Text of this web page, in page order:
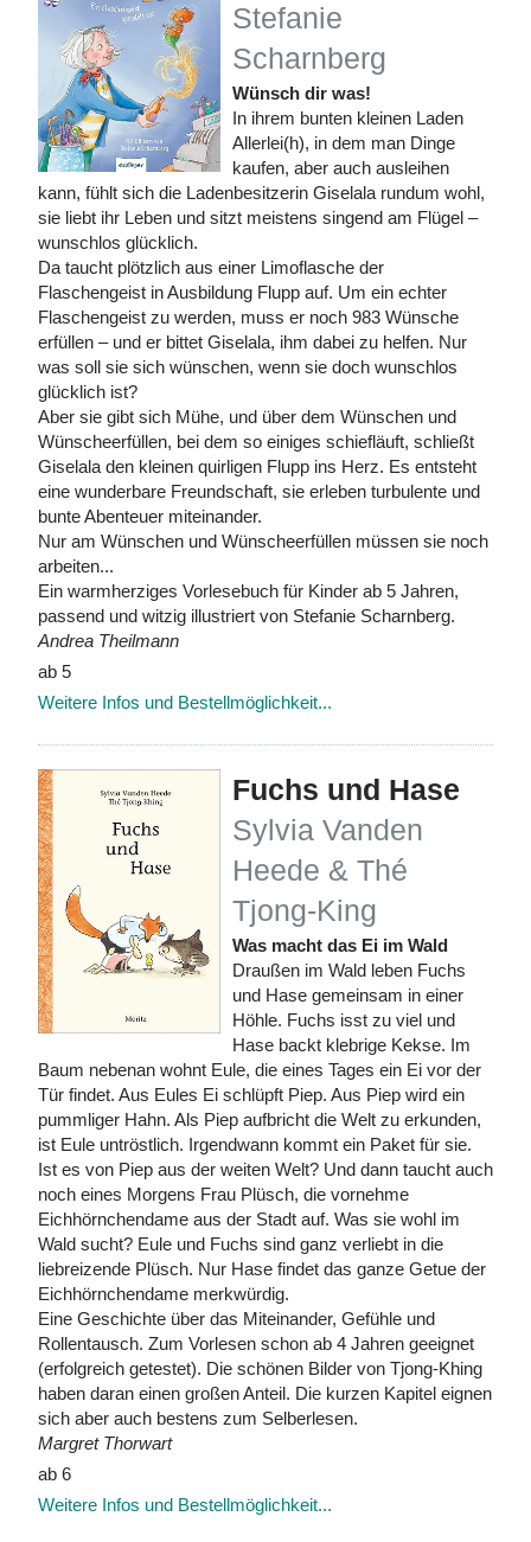
Stefanie
Scharnberg
Wünsch dir was!
In ihrem bunten kleinen Laden
Allerlei(h), in dem man Dinge
kaufen, aber auch ausleihen
kann, fühlt sich die Ladenbesitzerin Giselala rundum wohl,
sie liebt ihr Leben und sitzt meistens singend am Flügel –
wunschlos glücklich.
Da taucht plötzlich aus einer Limoflasche der
Flaschengeist in Ausbildung Flupp auf. Um ein echter
Flaschengeist zu werden, muss er noch 983 Wünsche
erfüllen – und er bittet Giselala, ihm dabei zu helfen. Nur
was soll sie sich wünschen, wenn sie doch wunschlos
glücklich ist?
Aber sie gibt sich Mühe, und über dem Wünschen und
Wünscheerfüllen, bei dem so einiges schiefläuft, schließt
Giselala den kleinen quirligen Flupp ins Herz. Es entsteht
eine wunderbare Freundschaft, sie erleben turbulente und
bunte Abenteuer miteinander.
Nur am Wünschen und Wünscheerfüllen müssen sie noch
arbeiten...
Ein warmherziges Vorlesebuch für Kinder ab 5 Jahren,
passend und witzig illustriert von Stefanie Scharnberg.
Andrea Theilmann
ab 5
Weitere Infos und Bestellmöglichkeit...
Fuchs und Hase
Sylvia Vanden
Heede & Thé
Tjong-King
Was macht das Ei im Wald
Draußen im Wald leben Fuchs
und Hase gemeinsam in einer
Höhle. Fuchs isst zu viel und
Hase backt klebrige Kekse. Im
Baum nebenan wohnt Eule, die eines Tages ein Ei vor der
Tür findet. Aus Eules Ei schlüpft Piep. Aus Piep wird ein
pummliger Hahn. Als Piep aufbricht die Welt zu erkunden,
ist Eule untröstlich. Irgendwann kommt ein Paket für sie.
Ist es von Piep aus der weiten Welt? Und dann taucht auch
noch eines Morgens Frau Plüsch, die vornehme
Eichhörnchendame aus der Stadt auf. Was sie wohl im
Wald sucht? Eule und Fuchs sind ganz verliebt in die
liebreizende Plüsch. Nur Hase findet das ganze Getue der
Eichhörnchendame merkwürdig.
Eine Geschichte über das Miteinander, Gefühle und
Rollentausch. Zum Vorlesen schon ab 4 Jahren geeignet
(erfolgreich getestet). Die schönen Bilder von Tjong-Khing
haben daran einen großen Anteil. Die kurzen Kapitel eignen
sich aber auch bestens zum Selberlesen.
Margret Thorwart
ab 6
Weitere Infos und Bestellmöglichkeit...